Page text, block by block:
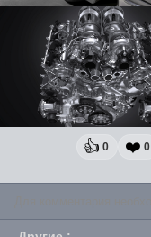
👍 0 ❤️ 0